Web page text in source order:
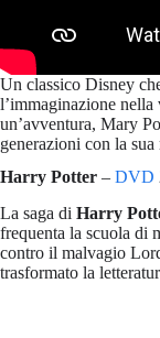
Un classico Disney
l’immaginazione
un’avventura, Mary
generazioni con la
Harry Potter – DVD
La saga di Harry
frequenta la scuola di
contro il malvagio
trasformato la